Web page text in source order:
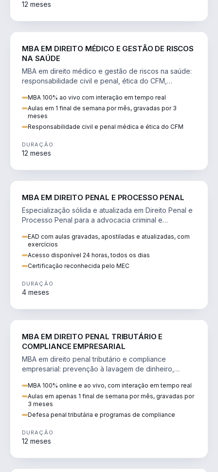
12 meses
MBA EM DIREITO MÉDICO E GESTÃO DE RISCOS
NA SAÚDE
MBA em direito médico e gestão de riscos na saúde:
responsabilidade civil e penal, ética do CFM,
MBA 100% ao vivo com interação em tempo real
Aulas em 1 final de semana por mês, gravadas por 3
meses
Responsabilidade civil e penal médica e ética do CFM
DURAÇÃO
12 meses
MBA EM DIREITO PENAL E PROCESSO PENAL
Especialização sólida e atualizada em Direito Penal e
Processo Penal para a advocacia criminal e
EAD com aulas gravadas, apostiladas e atualizadas, com
exercícios
Acesso disponível 24 horas, todos os dias
Certificação reconhecida pelo MEC
DURAÇÃO
4 meses
MBA EM DIREITO PENAL TRIBUTÁRIO E
COMPLIANCE EMPRESARIAL
MBA em direito penal tributário e compliance
empresarial: prevenção à lavagem de dinheiro,
MBA 100% online e ao vivo, com interação em tempo real
Aulas em apenas 1 final de semana por mês, gravadas por
3 meses
Defesa penal tributária e programas de compliance
DURAÇÃO
12 meses